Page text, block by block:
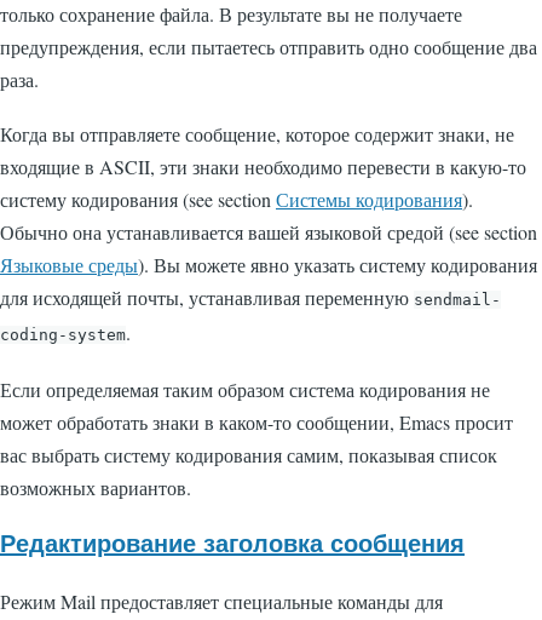
только сохранение файла. В результате вы не получаете
предупреждения, если пытаетесь отправить одно сообщение два
раза.
Когда вы отправляете сообщение, которое содержит знаки, не
входящие в ASCII, эти знаки необходимо перевести в какую-то
систему кодирования (see sectionСистемы кодирования).
Обычно она устанавливается вашей языковой средой (see section
Языковые среды). Вы можете явно указать систему кодирования
для исходящей почты, устанавливая переменную sendmail-
coding-system.
Если определяемая таким образом система кодирования не
может обработать знаки в каком-то сообщении, Emacs просит
вас выбрать систему кодирования самим, показывая список
возможных вариантов.
Редактирование заголовка сообщения
Режим Mail предоставляет специальные команды для